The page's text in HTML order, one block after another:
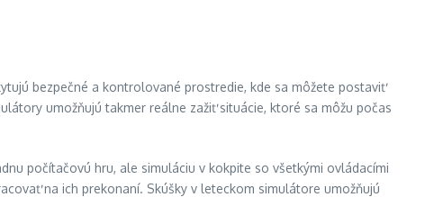
bezpečné a kontrolované prostredie, kde sa môžete postaviť
umožňujú takmer reálne zažiť situácie, ktoré sa môžu počas
počítačovú hru, ale simuláciu v kokpite so všetkými ovládacími
na ich prekonaní. Skúšky v leteckom simulátore umožňujú